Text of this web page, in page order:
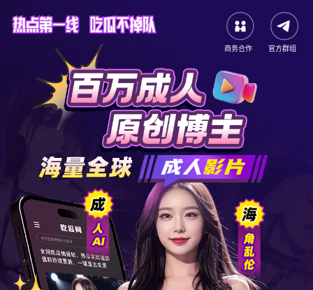
商务合作 官方群组